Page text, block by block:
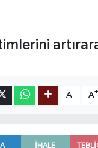
A- A+